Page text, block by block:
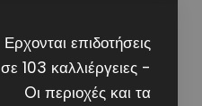
Ερχονται επιδοτήσεις
σε 103 καλλιέργειες -
Oι περιοχές και τα